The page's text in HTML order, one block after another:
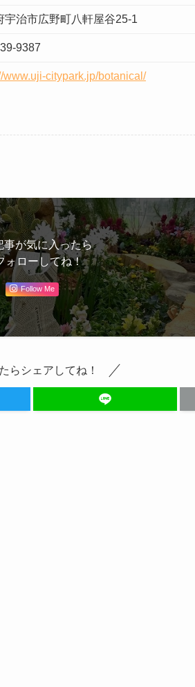
宇治市広野町八軒屋谷25-1
9387
www.uji-citypark.jp/botanical/
事が気に入ったら
ォローしてね！
Follow Me
らシェアしてね！